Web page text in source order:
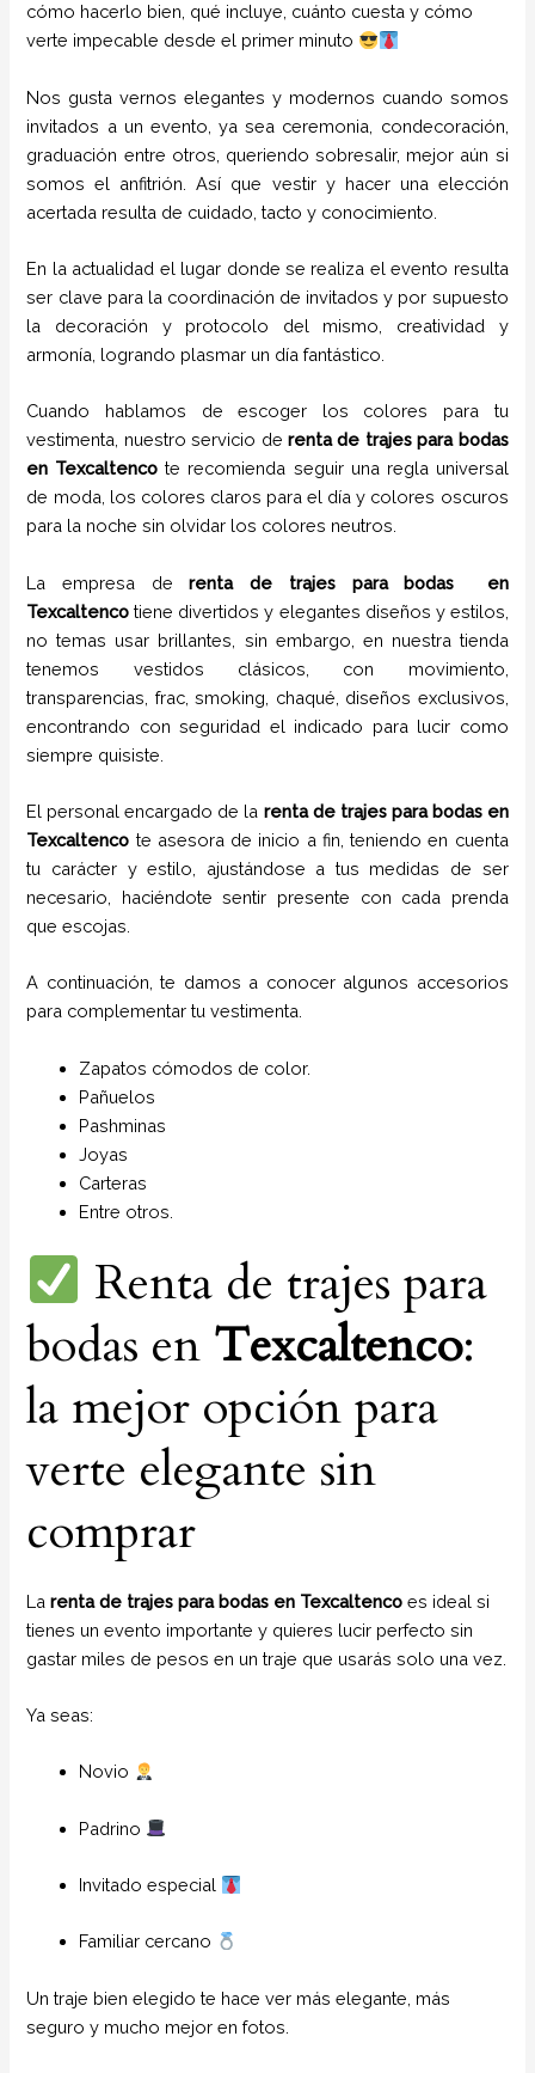
cómo hacerlo bien, qué incluye, cuánto cuesta y cómo
verte impecable desde el primer minuto
Nos gusta vernos elegantes y modernos cuando somos
invitados a un evento, ya sea ceremonia, condecoración,
graduación entre otros, queriendo sobresalir, mejor aún si
somos el anfitrión. Así que vestir y hacer una elección
acertada resulta de cuidado, tacto y conocimiento.
En la actualidad el lugar donde se realiza el evento resulta
ser clave para la coordinación de invitados y por supuesto
la decoración y protocolo del mismo, creatividad y
armonía, logrando plasmar un día fantástico.
Cuando hablamos de escoger los colores para tu
vestimenta, nuestro servicio de renta de trajes para bodas
en Texcaltenco te recomienda seguir una regla universal
de moda, los colores claros para el día y colores oscuros
para la noche sin olvidar los colores neutros.
La empresa derenta de trajes para bodas
en
Texcaltenco tiene divertidos y elegantes diseños y estilos,
no temas usar brillantes, sin embargo, en nuestra tienda
tenemos vestidos clásicos, con movimiento,
transparencias, frac, smoking, chaqué, diseños exclusivos,
encontrando con seguridad el indicado para lucir como
siempre quisiste.
El personal encargado de la renta de trajes para bodas en
Texcaltenco te asesora de inicio a fin, teniendo en cuenta
tu carácter y estilo, ajustándose a tus medidas de ser
necesario, haciéndote sentir presente con cada prenda
que escojas.
A continuación, te damos a conocer algunos accesorios
para complementar tu vestimenta.
Zapatos cómodos de color.
Pañuelos
Pashminas
Joyas
Carteras
Entre otros.
Renta de trajes para
bodas en Texcaltenco:
la mejor opción para
verte elegante sin
comprar
Larenta de trajes para bodas en Texcaltencoes ideal si
tienes un evento importante y quieres lucir perfecto sin
gastar miles de pesos en un traje que usarás solo una vez.
Ya seas:
Novio
Padrino
Invitado especial
Familiar cercano
Un traje bien elegido te hace ver más elegante, más
seguro y mucho mejor en fotos.